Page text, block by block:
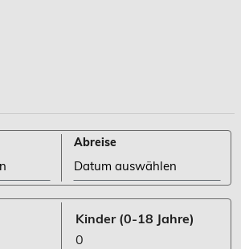
stehen
Abreise
Abreise Datum auswählen
Kinder (0-18 Jahre)
0